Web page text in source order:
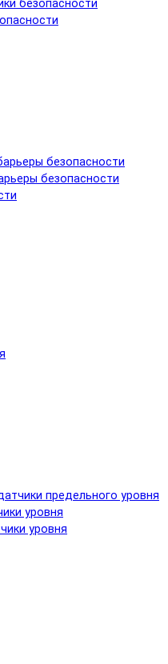
безопасности
безопасности
безопасности
предельного уровня
уровня
уровня